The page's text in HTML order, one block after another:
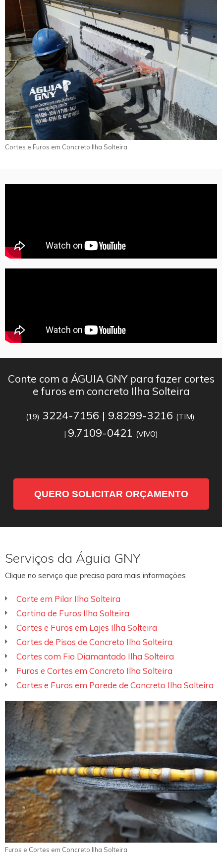
Cortes e Furos em Concreto Ilha Solteira
Conte com a ÁGUIA GNY para fazer cortes
e furos em concreto Ilha Solteira
(19) 3224-7156 | 9.8299-3216 (TIM)
| 9.7109-0421 (VIVO)
QUERO SOLICITAR ORÇAMENTO
Serviços da Águia GNY
Clique no serviço que precisa para mais informações
Corte em Pilar Ilha Solteira
Cortina de Furos Ilha Solteira
Cortes e Furos em Lajes Ilha Solteira
Cortes de Pisos de Concreto Ilha Solteira
Cortes com Fio Diamantado Ilha Solteira
Furos e Cortes em Concreto Ilha Solteira
Cortes e Furos em Parede de Concreto Ilha Solteira
Furos e Cortes em Concreto Ilha Solteira